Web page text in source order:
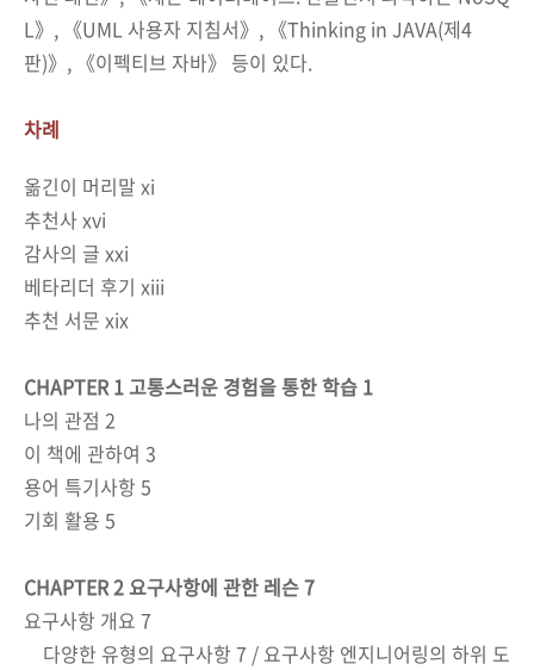
L》, 《UML 사용자 지침서》, 《Thinking in JAVA(제4
판)》, 《이펙티브 자바》 등이 있다.
차례
옮긴이 머리말 xi
추천사xvi
감사의 글 xxi
베타리더 후기 xiii
추천 서문 xix
CHAPTER 1 고통스러운 경험을 통한 학습 1
나의 관점 2
이 책에 관하여 3
용어 특기사항 5
기회 활용 5
CHAPTER 2요구사항에 관한 레슨7
요구사항 개요 7
다양한 유형의 요구사항 7 / 요구사항 엔지니어링의 하위 도